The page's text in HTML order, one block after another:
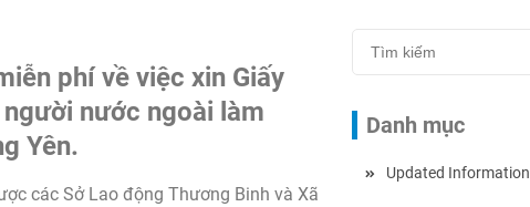
phí về việc xin Giấy
nước ngoài làm
Yên.
các Sở Lao động Thương Binh và Xã
Danh mục
Updated Information